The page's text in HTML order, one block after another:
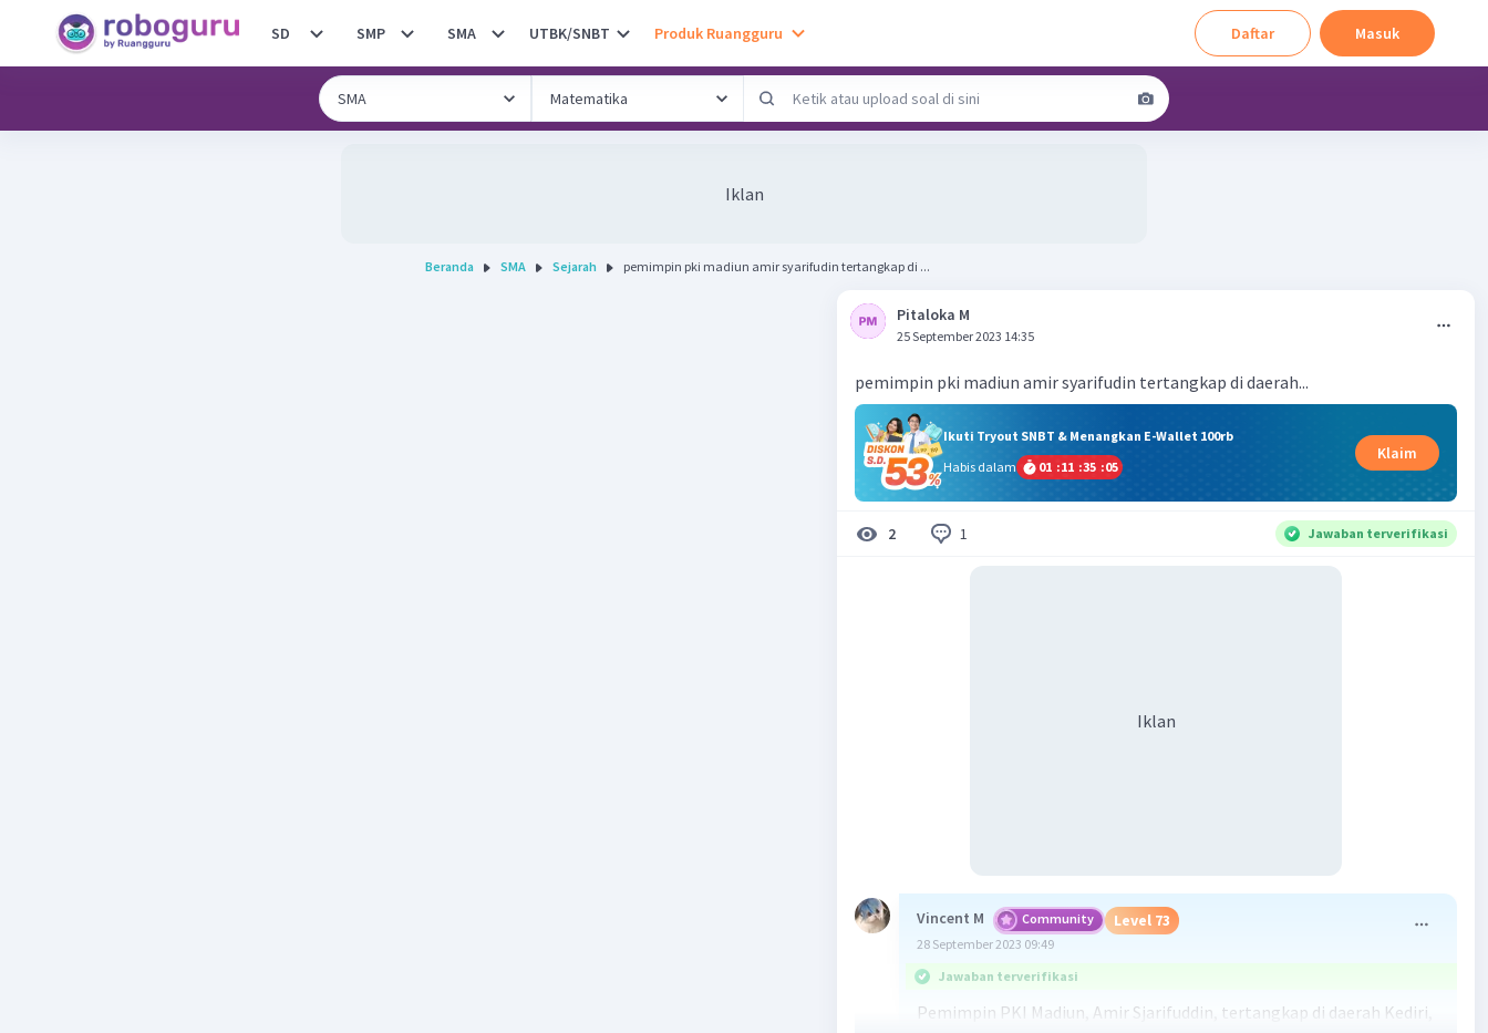
SD SMP SMA UTBK/SNBT Produk Ruangguru Daftar Masuk
Iklan
Beranda SMA Sejarah pemimpin pki madiun amir syarifudin tertangkap di ...
Pitaloka M
25 September 2023 14:35
pemimpin pki madiun amir syarifudin tertangkap di daerah...
Ikuti Tryout SNBT & Menangkan E-Wallet 100rb
Habis dalam
01 :11 :35 :05
Klaim
2 1 Jawaban terverifikasi
Iklan
Vincent M Community Level 73
28 September 2023 09:49
Jawaban terverifikasi
Pemimpin PKI Madiun, Amir Sjarifuddin, tertangkap di daerah Kediri,